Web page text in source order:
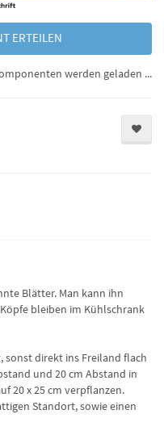
ERTEILEN
werden geladen ...
Blätter. Man kann ihn
bleiben im Kühlschrank
sonst direkt ins Freiland flach
und 20 cm Abstand in
20 x 25 cm verpflanzen.
Standort, sowie einen